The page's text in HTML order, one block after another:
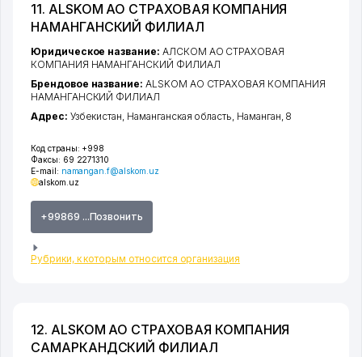
11. ALSKOM АО СТРАХОВАЯ КОМПАНИЯ
НАМАНГАНСКИЙ ФИЛИАЛ
Код страны: +998
Факсы: 69 2271310
E-mail: namangan.f@alskom.uz
alskom.uz
+99869 ...Позвонить
Рубрики, к которым относится организация
Юридическое название: АЛСКОМ АО СТРАХОВАЯ
КОМПАНИЯ НАМАНГАНСКИЙ ФИЛИАЛ
Брендовое название: ALSKOM АО СТРАХОВАЯ КОМПАНИЯ
НАМАНГАНСКИЙ ФИЛИАЛ
Адрес: Узбекистан, Наманганская область, Наманган, 8
12. ALSKOM АО СТРАХОВАЯ КОМПАНИЯ
САМАРКАНДСКИЙ ФИЛИАЛ